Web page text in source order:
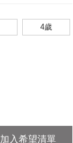
4歲